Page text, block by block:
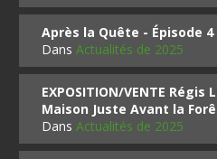
Après la Quête - Épisode 4
DansActualités de 2025
EXPOSITION/VENTE Régis
Maison Juste Avant la
DansActualités de 2025